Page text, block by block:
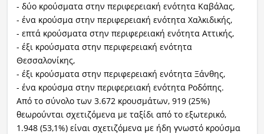
- δύο κρούσματα στην περιφερειακή ενότητα Καβάλας,
- ένα κρούσμα στην περιφερειακή ενότητα Χαλκιδικής,
- επτά κρούσματα στην περιφερειακή ενότητα Αττικής,
- έξι κρούσματα στην περιφερειακή ενότητα
Θεσσαλονίκης,
- έξι κρούσματα στην περιφερειακή ενότητα Ξάνθης,
- ένα κρούσμα στην περιφερειακή ενότητα Ροδόπης.
Από το σύνολο των 3.672 κρουσμάτων, 919 (25%)
θεωρούνται σχετιζόμενα με ταξίδι από το εξωτερικό,
1.948 (53,1%) είναι σχετιζόμενα με ήδη γνωστό κρούσμα